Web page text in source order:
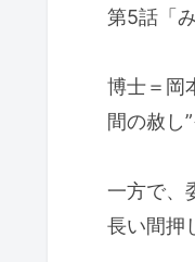
第5話「
博士＝岡
間の赦し
一方で、
長い間押